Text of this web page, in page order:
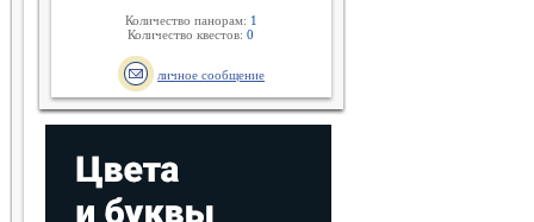
Количество панорам: 1
Количество квестов:0
личное сообщение